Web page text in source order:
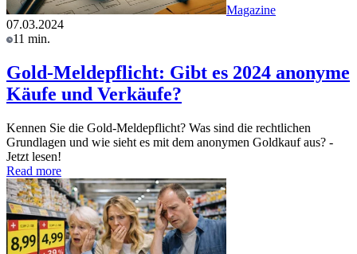
Magazine
07.03.2024
11 min.
Gold-Meldepflicht: Gibt es 2024 anonyme
Käufe und Verkäufe?
Kennen Sie die Gold-Meldepflicht? Was sind die rechtlichen
Grundlagen und wie sieht es mit dem anonymen Goldkauf aus? -
Jetzt lesen!
Read more